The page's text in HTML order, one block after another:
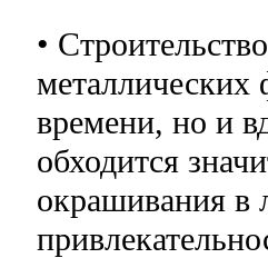
•
металлических
времени, но и
обходится
окрашивания в